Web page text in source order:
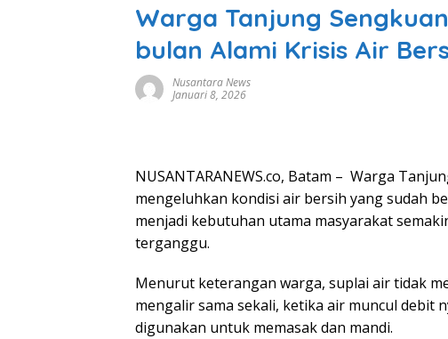
Warga Tanjung
bulan Alami Krisis Air
Nusantara News
Januari 8, 2026
NUSANTARANEWS.co, Batam – Warga
mengeluhkan kondisi air bersih yang sudah
menjadi kebutuhan utama masyarakat
terganggu.
Menurut keterangan warga, suplai air tidak
mengalir sama sekali, ketika air muncul debit
digunakan untuk memasak dan mandi.